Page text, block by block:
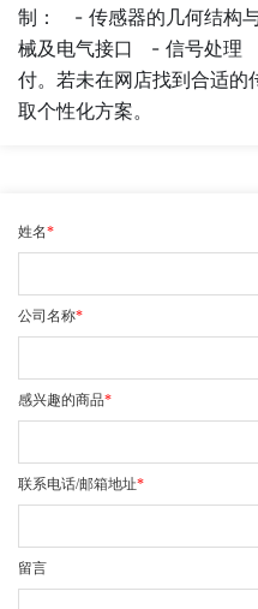
制： - 传感器的几何结构
械及电气接口 - 信号处理
付。若未在网店找到合适
取个性化方案。
姓名*
公司名称*
感兴趣的商品*
联系电话/邮箱地址*
留言